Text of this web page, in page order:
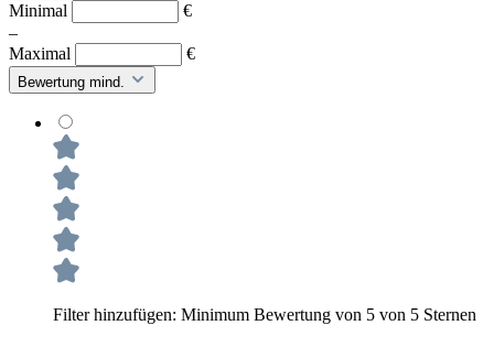
Minimal
€
–
Maximal
€
Bewertung mind.
Filter hinzufügen: Minimum Bewertung von 5 von 5 Sternen